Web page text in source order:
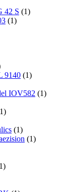
42 S (1)
(1)
9140 (1)
IOV582 (1)
(1)
(1)